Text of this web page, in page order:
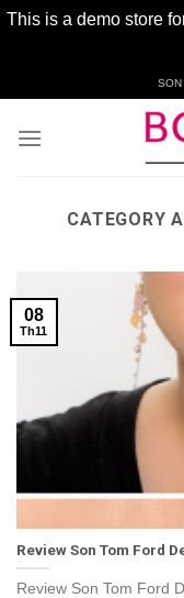
This is a demo store
content
SON
CATEGORY
Review Son Tom Ford
Review Son Tom Ford
08
Th11